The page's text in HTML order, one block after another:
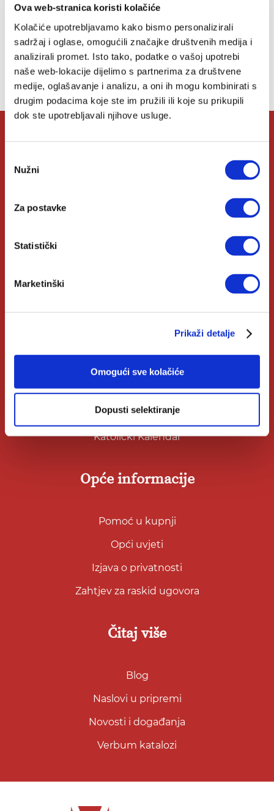
Ova web-stranica koristi kolačiće
Kolačiće upotrebljavamo kako bismo personalizirali
sadržaj i oglase, omogućili značajke društvenih medija i
analizirali promet. Isto tako, podatke o vašoj upotrebi
naše web-lokacije dijelimo s partnerima za društvene
medije, oglašavanje i analizu, a oni ih mogu kombinirati s
drugim podacima koje ste im pružili ili koje su prikupili
dok ste upotrebljavali njihove usluge.
pristanka
Nužni
Za postavke
Statistički
Marketinški
Prikaži detalje
Omogući sve kolačiće
Dopusti selektiranje
Lista želja
Nemate artikala u svojoj listi želja.
O Verbumu
Autori
Biblioteke
Izdanja Verbum
Katolički Kalendar
Opće informacije
Pomoć u kupnji
Opći uvjeti
Izjava o privatnosti
Zahtjev za raskid ugovora
Čitaj više
Blog
Naslovi u pripremi
Novosti i događanja
Verbum katalozi